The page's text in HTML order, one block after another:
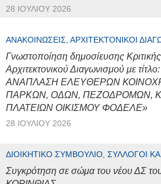
28 ΙΟΥΛΊΟΥ 2026
ΑΝΑΚΟΙΝΏΣΕΙΣ, ΑΡΧΙΤΕΚΤΟΝΙΚΟΊ
Γνωστοποίηση δημοσίευσης
Αρχιτεκτονικού Διαγωνισμού με
ΑΝΑΠΛΑΣΗ ΕΛΕΥΘΕΡΩΝ
ΠΑΡΚΩΝ, ΟΔΩΝ, ΠΕΖΟΔΡΟΜΩΝ,
ΠΛΑΤΕΙΩΝ ΟΙΚΙΣΜΟΥ ΦΟΔΕΛΕ»
28 ΙΟΥΛΊΟΥ 2026
ΔΙΟΙΚΗΤΙΚΌ ΣΥΜΒΟΎΛΙΟ, ΣΎΛΛΟΓΟΙ
Συγκρότηση σε σώμα του νέου ΔΣ